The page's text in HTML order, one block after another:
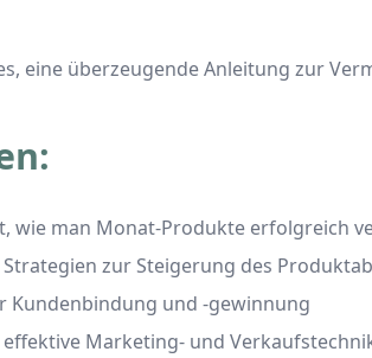
eine überzeugende Anleitung zur
wie man Monat-Produkte erfolgreich
zur Steigerung des
Kundenbindung und -gewinnung
effektive Marketing- und